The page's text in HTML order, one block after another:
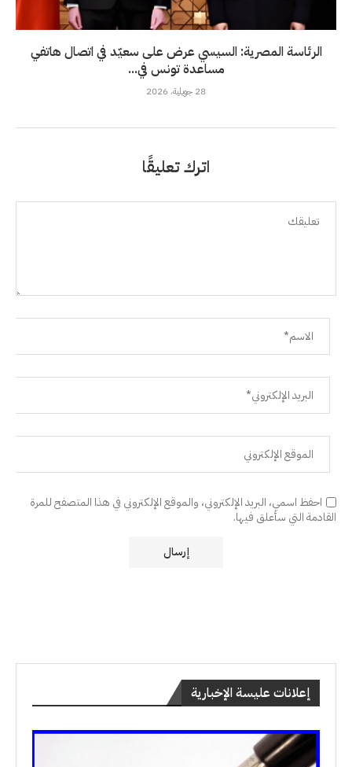
الرئاسة المصرية: السيسي عرض على سعيّد في اتصال هاتفي
مساعدة تونس في...
28 جويلية، 2026
اترك تعليقًا
احفظ اسمي، البريد الإلكتروني، والموقع الإلكتروني في هذا المتصفح للمرة
القادمة التي سأعلق فيها.
إعلانات عليسة الإخبارية